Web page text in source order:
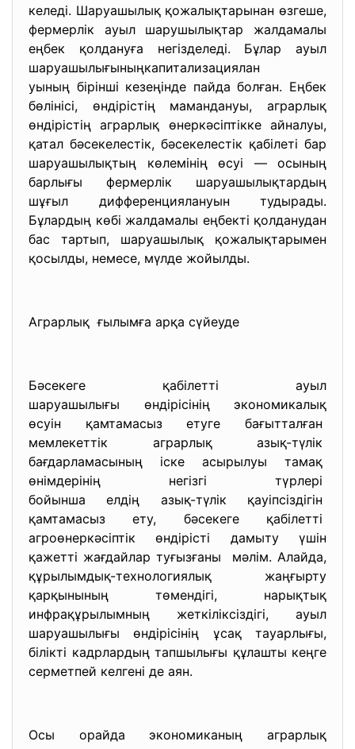
келеді. Шаруашылық қожалықтарынан өзгеше,
фермерлік ауыл шарушылықтар жалдамалы
еңбек қолдануға негізделеді. Бұлар ауыл
шаруашылығыныңкапитализациялан
уының бірінші кезеңінде пайда болған. Еңбек
бөлінісі, өндірістің мамандануы, аграрлық
өндірістің аграрлық өнеркәсіптікке айналуы,
қатал бәсекелестік, бәсекелестік қабілеті бар
шаруашылықтың көлемінің өсуі — осының
барлығы фермерлік шаруашылықтардың
шұғыл дифференциялануын тудырады.
Бұлардың көбі жалдамалы еңбекті қолданудан
бас тартып, шаруашылық қожалықтарымен
қосылды, немесе, мүлде жойылды.
Аграрлық ғылымға арқа сүйеуде
Бәсекеге қабілетті ауыл
шаруашылығы өндірісінің экономикалық
өсуін қамтамасыз етуге бағытталған
мемлекеттік аграрлық азық-түлік
бағдарламасының іске асырылуы тамақ
өнімдерінің негізгі түрлері
бойынша елдің азық-түлік қауіпсіздігін
қамтамасыз ету, бәсекеге қабілетті
агроөнеркәсіптік өндірісті дамыту үшін
қажетті жағдайлар туғызғаны мәлім. Алайда,
құрылымдық-технологиялық жаңғырту
қарқынының төмендігі, нарықтық
инфрақұрылымның жеткіліксіздігі, ауыл
шаруашылығы өндірісінің ұсақ тауарлығы,
білікті кадрлардың тапшылығы құлашты кеңге
серметпей келгені де аян.
Осы орайда экономиканың аграрлық